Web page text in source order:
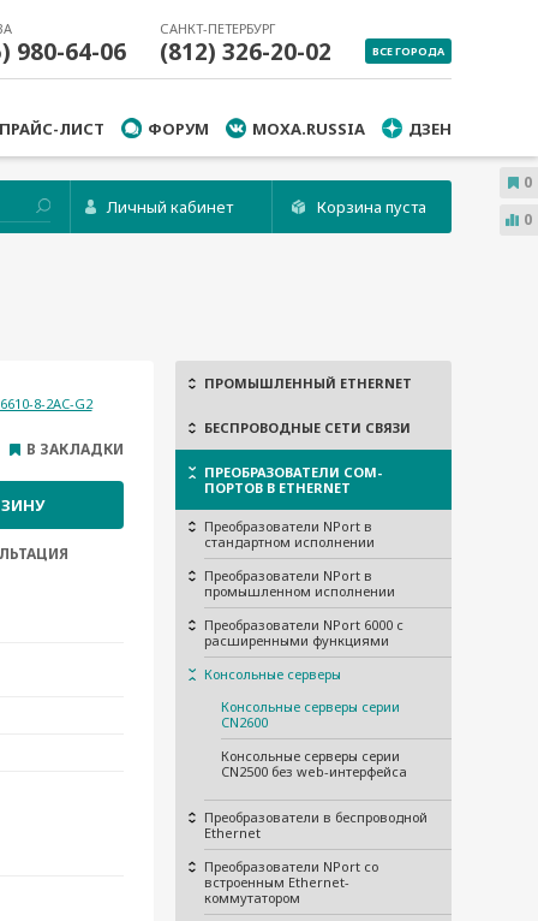
980-64-06
САНКТ-ПЕТЕРБУРГ
(812) 326-20-02 ВСЕ ГОРОДА
ПРАЙС-ЛИСТ ФОРУМ MOXA.RUSSIA ДЗЕН
Личный кабинет Корзина пуста
ПРОМЫШЛЕННЫЙ ETHERNET
БЕСПРОВОДНЫЕ СЕТИ СВЯЗИ
ПРЕОБРАЗОВАТЕЛИ COM-
ПОРТОВ В ETHERNET
Преобразователи NPort в
стандартном исполнении
Преобразователи NPort в
промышленном исполнении
Преобразователи NPort 6000 с
расширенными функциями
Консольные серверы
Консольные серверы серии
CN2600
Консольные серверы серии
CN2500 без web-интерфейса
Преобразователи в беспроводной
Ethernet
Преобразователи NPort со
встроенным Ethernet-
коммутатором
8-2AC-G2
В ЗАКЛАДКИ
0
0